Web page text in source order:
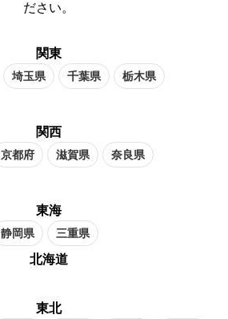
ださい。
関東
埼玉県 千葉県 栃木県
関西
京都府 滋賀県 奈良県
東海
静岡県 三重県
北海道
東北